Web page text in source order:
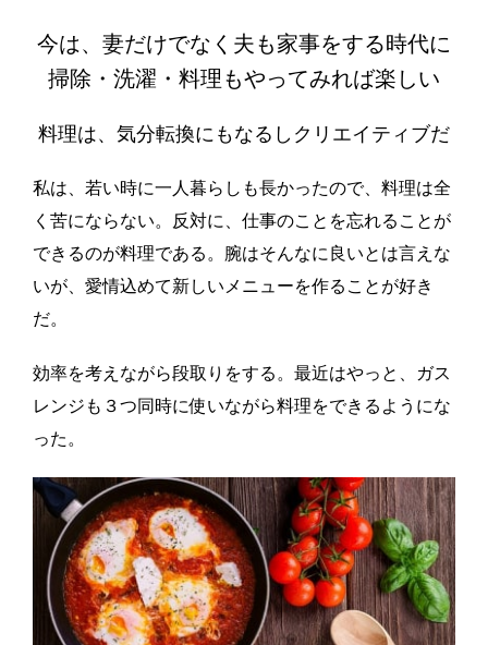
今は、妻だけでなく夫も家事をする時代に
掃除・洗濯・料理もやってみれば楽しい
料理は、気分転換にもなるしクリエイティブだ
私は、若い時に一人暮らしも長かったので、料理は全
く苦にならない。反対に、仕事のことを忘れることが
できるのが料理である。腕はそんなに良いとは言えな
いが、愛情込めて新しいメニューを作ることが好き
だ。
効率を考えながら段取りをする。最近はやっと、ガス
レンジも３つ同時に使いながら料理をできるようにな
った。